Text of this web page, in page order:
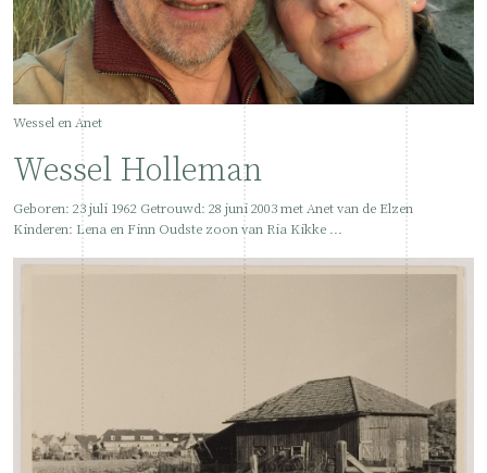
Wessel en Anet
Wessel Holleman
Geboren: 23 juli 1962 Getrouwd: 28 juni 2003 met Anet van de Elzen
Kinderen: Lena en Finn Oudste zoon van Ria Kikke ...